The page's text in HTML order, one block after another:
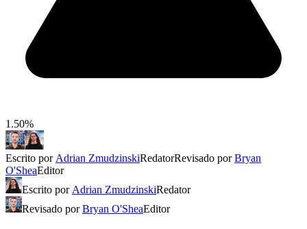
1.50%
Escrito por Adrian ZmudzinskiRedatorRevisado porBryan
O'SheaEditor
Escrito por Adrian ZmudzinskiRedator
Revisado porBryan O'SheaEditor